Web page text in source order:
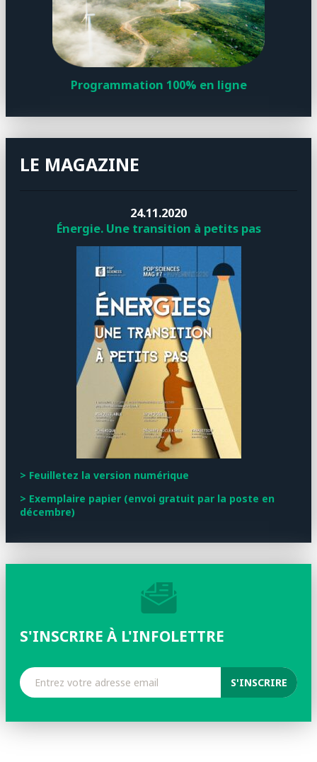
Programmation 100% en ligne
LE MAGAZINE
24.11.2020
Énergie. Une transition à petits pas
> Feuilletez la version numérique
> Exemplaire papier (envoi gratuit par la poste en
décembre)
S'INSCRIRE À L'INFOLETTRE